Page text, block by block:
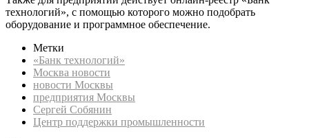
технологий», с помощью которого можно подобрать
оборудование и программное обеспечение.
Метки
«Банк технологий»
Москва новости
новости Москвы
предприятия Москвы
Сергей Собянин
Центр поддержки промышленности